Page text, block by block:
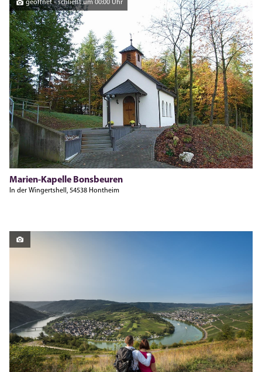
geöffnet - schließt um 00:00 Uhr
Marien-Kapelle Bonsbeuren
In der Wingertshell, 54538 Hontheim